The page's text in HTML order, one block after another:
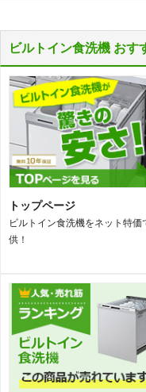
ビルトイン食洗機 おす
トップページ
ビルトイン食洗機をネット特価
供！